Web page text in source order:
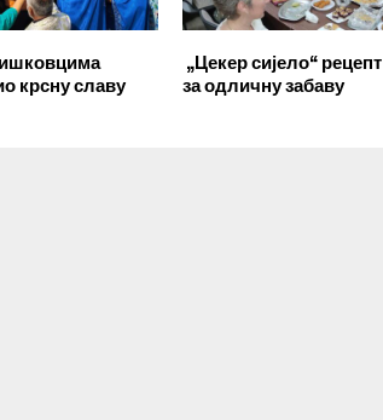
крсну славу
„Цекер сијело“ рецепт
за одличну забаву